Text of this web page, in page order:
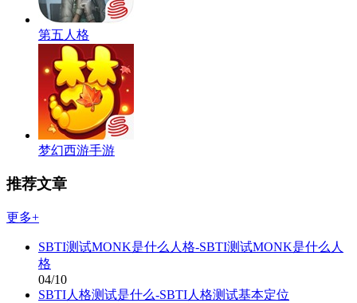
第五人格
梦幻西游手游
推荐文章
更多+
SBTI测试MONK是什么人格-SBTI测试MONK是什么人
格
04/10
SBTI人格测试是什么-SBTI人格测试基本定位